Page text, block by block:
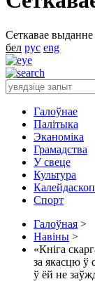
Сеткавае
бел рус eng
Галоўнае
Палітыка
Эканоміка
Грамадства
У свеце
Культура
Калейдаскоп
Спорт
Галоўная >
Навіны >
«Кніга
за якасцю ў
ў ёй не